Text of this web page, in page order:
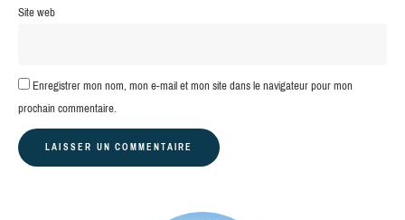
Site web
Enregistrer mon nom, mon e-mail et mon site dans le navigateur pour mon
prochain commentaire.